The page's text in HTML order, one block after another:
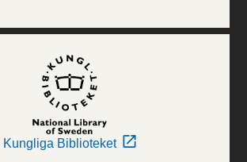
Kungliga Biblioteket